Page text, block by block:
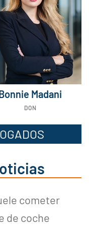
Madani
DON
cometer
de coche